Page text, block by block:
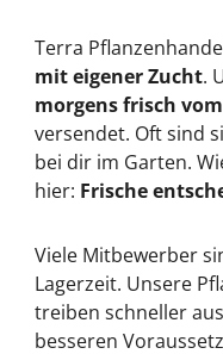
Terra
mit eigener Zucht.
morgens frisch
versendet. Oft sind
bei dir im Garten.
hier: Frische
Viele Mitbewerber
Lagerzeit. Unsere
treiben schneller
besseren